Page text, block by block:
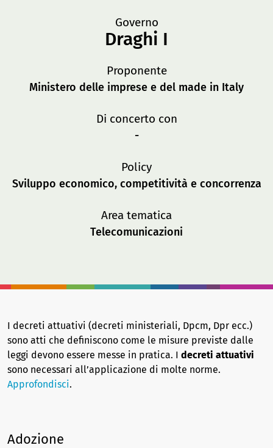
Governo
Draghi I
Proponente
Ministero delle imprese e del made in Italy
Di concerto con
-
Policy
Sviluppo economico, competitività e concorrenza
Area tematica
Telecomunicazioni
I decreti attuativi (decreti ministeriali, Dpcm, Dpr ecc.)
sono atti che definiscono come le misure previste dalle
leggi devono essere messe in pratica. I decreti attuativi
sono necessari all’applicazione di molte norme.
Approfondisci.
Adozione